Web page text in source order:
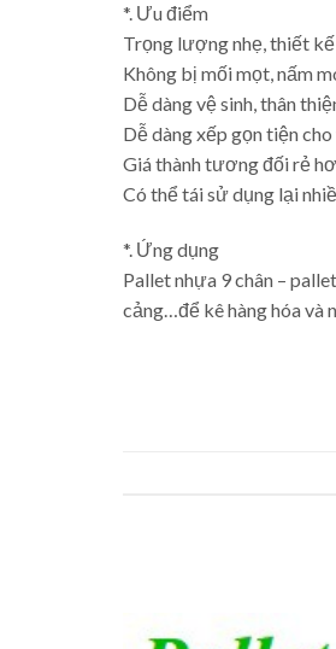
*. Ưu điểm
Trọng lượng nhẹ, thiết
Không bị mối mọt, nấm
Dễ dàng vệ sinh, thân
Dễ dàng xếp gọn tiện
Giá thành tương đối rẻ
Có thể tái sử dụng lại
*. Ứng dụng
Pallet nhựa 9 chân –
cảng…để kê hàng hóa và